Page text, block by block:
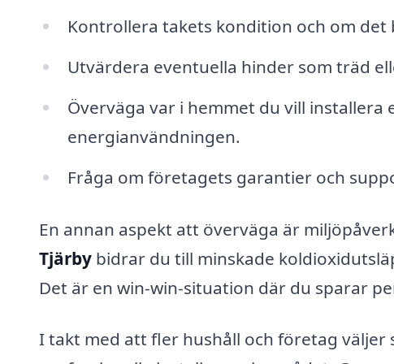
Kontrollera takets kondition och om
Utvärdera eventuella hinder som träd
Överväga var i hemmet du vill
energianvändningen.
Fråga om företagets garantier och
En annan aspekt att överväga är
Tjärby bidrar du till minskade
Det är en win-win-situation där du sparar
I takt med att fler hushåll och företag